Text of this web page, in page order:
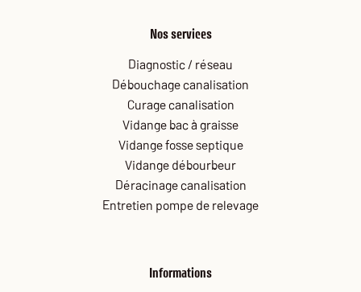
Nos services
Diagnostic / réseau
Débouchage canalisation
Curage canalisation
Vidange bac à graisse
Vidange fosse septique
Vidange débourbeur
Déracinage canalisation
Entretien pompe de relevage
Informations